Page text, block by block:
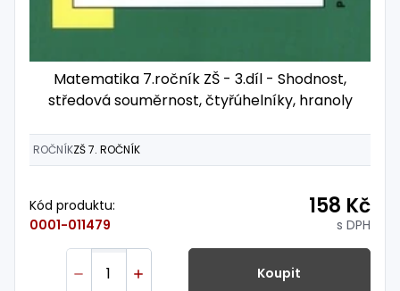
Matematika 7.ročník ZŠ - 3.díl - Shodnost,
středová souměrnost, čtyřúhelníky, hranoly
ROČNÍKZŠ 7. ROČNÍK
Kód produktu:
0001-011479
158 Kč
s DPH
Koupit